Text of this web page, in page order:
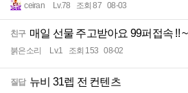
ceiran Lv.78 조회 87 08-03
친구 매일 선물 주고받아요 99퍼접속 !!
붉은소리 Lv.1 조회 153 08-02
질답 뉴비 31렙 전 컨텐츠